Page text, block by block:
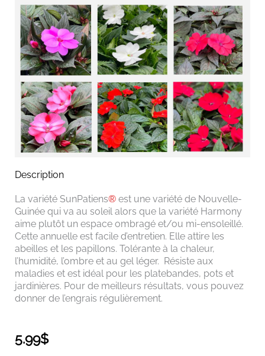
Description
La variété SunPatiens® est une variété de Nouvelle-
Guinée qui va au soleil alors que la variété Harmony
aime plutôt un espace ombragé et/ou mi-ensoleillé.
Cette annuelle est facile d’entretien. Elle attire les
abeilles et les papillons. Tolérante à la chaleur,
l’humidité, l’ombre et au gel léger. Résiste aux
maladies et est idéal pour les platebandes, pots et
jardinières. Pour de meilleurs résultats, vous pouvez
donner de l’engrais régulièrement.
5.99$